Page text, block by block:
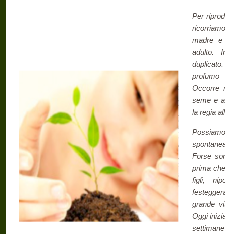
Per
madre
adulto.
Occorre
seme e
la regia
Forse
prima
figli,
grande
Oggi